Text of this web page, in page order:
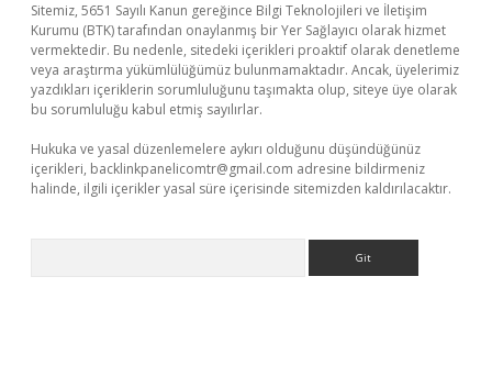
Sitemiz, 5651 Sayılı Kanun gereğince Bilgi Teknolojileri ve İletişim
Kurumu (BTK) tarafından onaylanmış bir Yer Sağlayıcı olarak hizmet
vermektedir. Bu nedenle, sitedeki içerikleri proaktif olarak denetleme
veya araştırma yükümlülüğümüz bulunmamaktadır. Ancak, üyelerimiz
yazdıkları içeriklerin sorumluluğunu taşımakta olup, siteye üye olarak
bu sorumluluğu kabul etmiş sayılırlar.
Hukuka ve yasal düzenlemelere aykırı olduğunu düşündüğünüz
içerikleri, backlinkpanelicomtr@gmail.com adresine bildirmeniz
halinde, ilgili içerikler yasal süre içerisinde sitemizden kaldırılacaktır.